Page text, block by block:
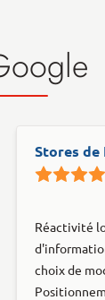
Stores de
Réactivité
choix de